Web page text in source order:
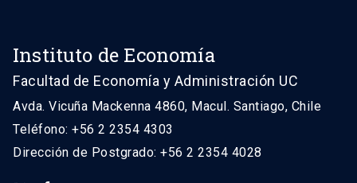
Instituto de Economía
Facultad de Economía y Administración UC
Avda. Vicuña Mackenna 4860, Macul. Santiago, Chile
Teléfono: +56 2 2354 4303
Dirección de Postgrado: +56 2 2354 4028